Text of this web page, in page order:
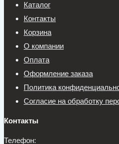
Каталог
Контакты
Корзина
О компании
Оплата
Оформление заказа
Политика
Согласие на обработку
Контакты
Телефон: